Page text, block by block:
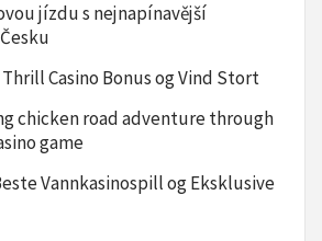
jízdu s nejnapínavější
Casino Bonus og Vind Stort
chicken road adventure through
game
Vannkasinospill og Eksklusive